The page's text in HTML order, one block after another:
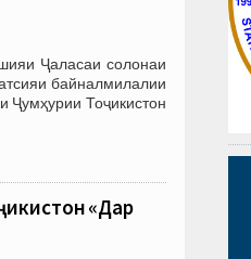
Ҷаласаи солонаи
байналмилалии
Ҷумҳурии Тоҷикистон
«Дар